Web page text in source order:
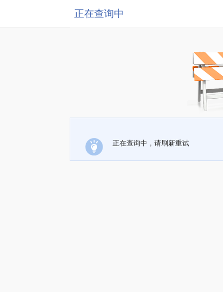
正在查询中
正在查询中，请刷新重试